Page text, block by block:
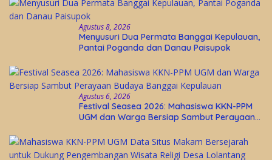
Agustus 8, 2026
Menyusuri Dua Permata Banggai Kepulauan,
Pantai Poganda dan Danau Paisupok
Agustus 6, 2026
Festival Seasea 2026: Mahasiswa KKN-PPM
UGM dan Warga Bersiap Sambut Perayaan